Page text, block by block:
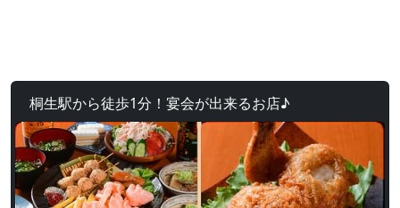
桐生駅から徒歩1分！宴会が出来るお店♪